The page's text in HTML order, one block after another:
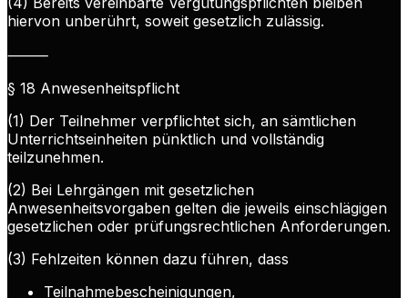
hiervon unberührt, soweit gesetzlich zulässig.
⸻
§ 18 Anwesenheitspflicht
(1) Der Teilnehmer verpflichtet sich, an sämtlichen
Unterrichtseinheiten pünktlich und vollständig
teilzunehmen.
(2) Bei Lehrgängen mit gesetzlichen
Anwesenheitsvorgaben gelten die jeweils einschlägigen
gesetzlichen oder prüfungsrechtlichen Anforderungen.
(3) Fehlzeiten können dazu führen, dass
Teilnahmebescheinigungen,